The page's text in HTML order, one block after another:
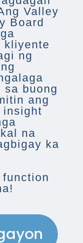
Valley
Board
kliyente
ng
buong
ang
insight
na
ka
function